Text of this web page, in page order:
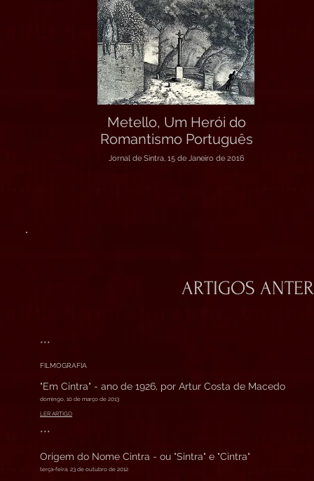
Metello, Um Herói do
Romantismo Português
Jornal de Sintra, 15 de Janeiro de 2016
ARTIGOS
***
FILMOGRAFIA
"Em Cintra" - ano de 1926, por Artur Costa de Macedo
domingo, 10 de março de 2013
LER ARTIGO
***
Origem do Nome Cintra - ou "Sintra" e "Cintra"
terça-feira, 23 de outubro de 2012